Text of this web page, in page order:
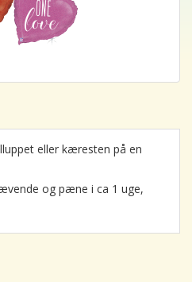
eller kæresten på en
og pæne i ca 1 uge,